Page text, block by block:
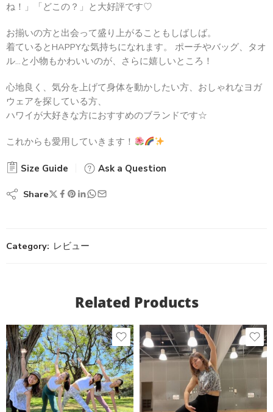
ね！」「どこの？」と大好評です♡
お揃いの方と出会って盛り上がることもしばしば。
着ているとHAPPYな気持ちになれます。 ポーチやバッグ、タオ
ル…と小物もかわいいのが、さらに嬉しいところ！
心地良く、気分を上げて身体を動かしたい方、おしゃれなヨガ
ウェアを探している方、
ハワイが大好きな方におすすめのブランドです☆
これからも愛用していきます！
Size Guide Ask a Question
Share
Category: レビュー
Related Products